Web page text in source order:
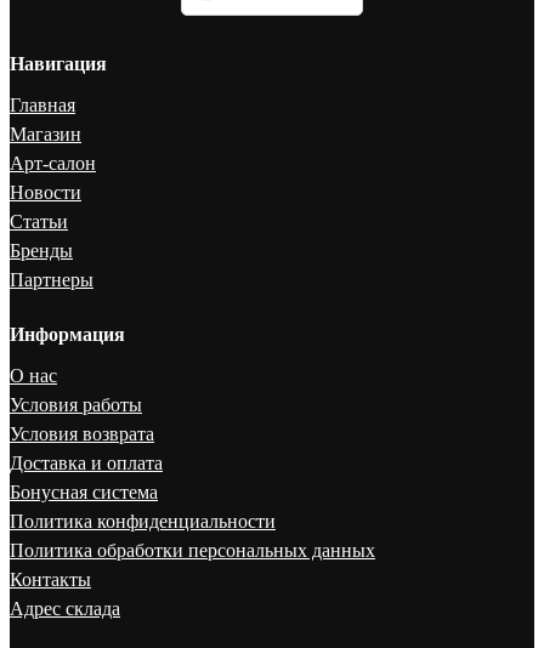
Навигация
Главная
Магазин
Арт-салон
Новости
Статьи
Бренды
Партнеры
Информация
О нас
Условия работы
Условия возврата
Доставка и оплата
Бонусная система
Политика конфиденциальности
Политика обработки персональных данных
Контакты
Адрес склада